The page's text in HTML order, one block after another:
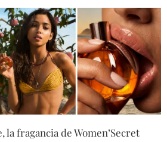
la fragancia de Women’Secret